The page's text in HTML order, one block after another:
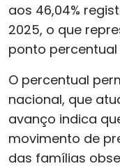
aos 46,04%
2025, o que
ponto
O percentual
nacional, que
avanço indica
movimento de
das famílias